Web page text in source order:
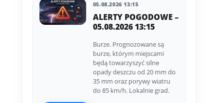
05.08.2026 13:15
ALERTY POGODOWE –
05.08.2026 13:15
Burze. Prognozowane są
burze, którym miejscami
będą towarzyszyć silne
opady deszczu od 20 mm do
35 mm oraz porywy wiatru
do 85 km/h. Lokalnie grad.